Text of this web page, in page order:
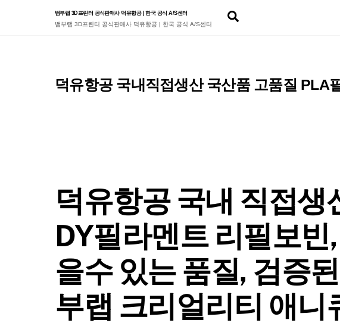
뱀부랩 3D프린터 공식판매사 덕유항공 | 한국 공식 A/S센터
뱀부랩 3D프린터 공식판매사 덕유항공 | 한국 공식 A/S센터
덕유항공 국내직접생산 국산품 고품질 PLA
덕유항공 국내 직접
DY필라멘트 리필보
을수 있는 품질, 검증
부랩 크리얼리티 애